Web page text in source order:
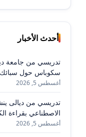
أحدث الأخبار
تدريسي من جامعة
سكوباس حول سبائك
أغسطس 5, 2026
تدريسي من ديالى
الاصطناعي بقراءة
أغسطس 5, 2026